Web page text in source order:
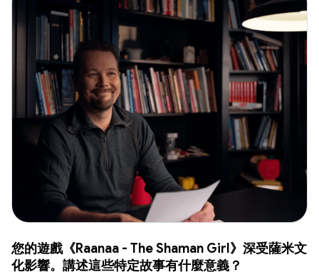
您的遊戲《Raanaa - The Shaman Girl》 深受薩米文
化影響。講述這些特定故事有什麼意義？